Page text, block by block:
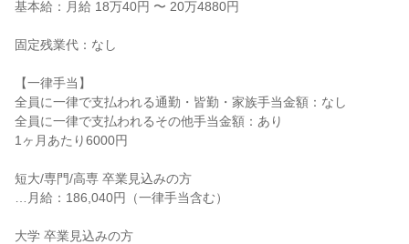
基本給：月給 18万40円 〜 20万4880円
固定残業代：なし
【一律手当】
全員に一律で支払われる通勤・皆勤・家族手当金額：なし
全員に一律で支払われるその他手当金額：あり
1ヶ月あたり6000円
短大/専門/高専 卒業見込みの方
…月給：186,040円（一律手当含む）
大学 卒業見込みの方